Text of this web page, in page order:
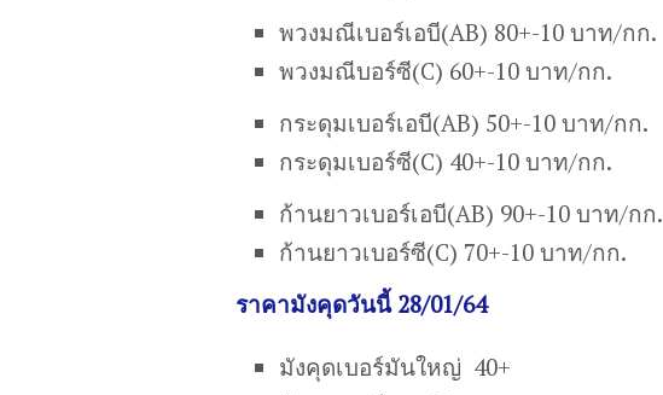
พวงมณีเบอร์เอบี(AB) 80+-10 บาท/กก.
พวงมณีบอร์ซี(C) 60+-10 บาท/กก.
กระดุมเบอร์เอบี(AB) 50+-10 บาท/กก.
กระดุมเบอร์ซี(C) 40+-10 บาท/กก.
ก้านยาวเบอร์เอบี(AB) 90+-10 บาท/กก.
ก้านยาวเบอร์ซี(C) 70+-10 บาท/กก.
ราคามังคุดวันนี้ 28/01/64
มังคุดเบอร์มันใหญ่ 40+